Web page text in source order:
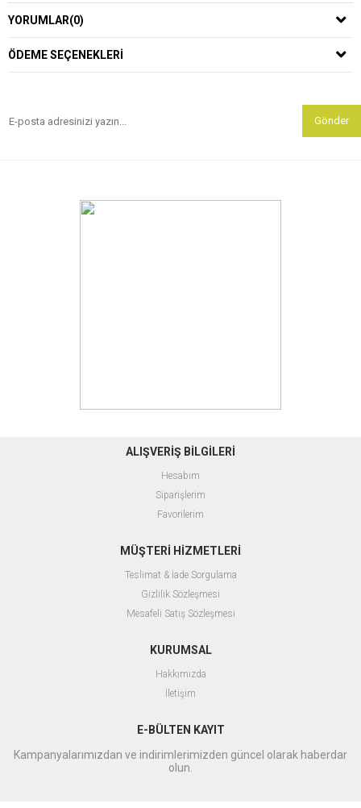
YORUMLAR(0)
ÖDEME SEÇENEKLERI
Gönder
ALIŞVERİŞ BİLGİLERİ
Hesabım
Siparişlerim
Favorilerim
MÜŞTERİ HİZMETLERİ
Teslimat & İade Sorgulama
Gizlilik Sözleşmesi
Mesafeli Satış Sözleşmesi
KURUMSAL
Hakkımızda
İletişim
E-BÜLTEN KAYIT
Kampanyalarımızdan ve indirimlerimizden güncel olarak haberdar
olun.